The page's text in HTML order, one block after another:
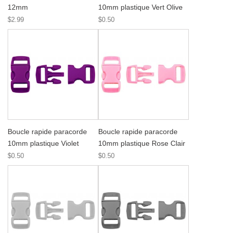
12mm
$2.99
10mm plastique Vert Olive
$0.50
Boucle rapide paracorde
10mm plastique Violet
$0.50
Boucle rapide paracorde
10mm plastique Rose Clair
$0.50